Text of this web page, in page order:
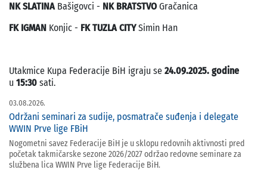
NK SLATINA Bašigovci - NK BRATSTVO Gračanica
FK IGMAN Konjic - FK TUZLA CITYSimin Han
Utakmice Kupa Federacije BiH igraju se 24.09.2025. godine
u 15:30 sati.
03.08.2026.
Održani seminari za sudije, posmatrače suđenja i delegate
WWIN Prve lige FBiH
Nogometni savez Federacije BiH je u sklopu redovnih aktivnosti pred
početak takmičarske sezone 2026/2027 održao redovne seminare za
službena lica WWIN Prve lige Federacije BiH.